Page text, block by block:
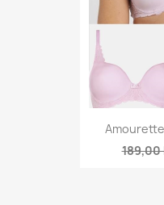
189,00